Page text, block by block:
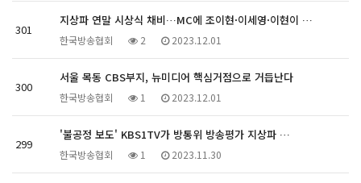
301
지상파 연말 시상식 채비…MC에 조이현·이세영·이현이 …
한국방송협회 2 2023.12.01
300
서울 목동 CBS부지, 뉴미디어 핵심거점으로 거듭난다
한국방송협회 1 2023.12.01
299
'불공정 보도' KBS1TV가 방통위 방송평가 지상파 …
한국방송협회 1 2023.11.30